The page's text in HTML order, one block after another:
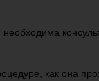
как она